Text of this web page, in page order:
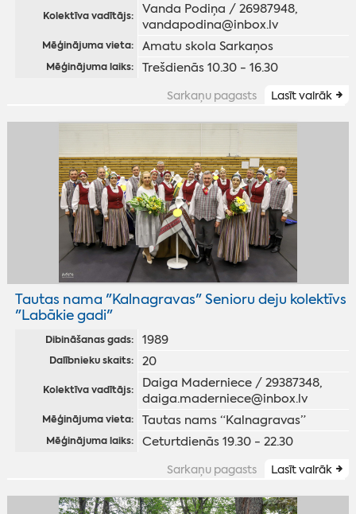
Kolektīva vadītājs:
Vanda Podiņa / 26987948,
vandapodina@inbox.lv
Mēģinājuma vieta: Amatu skola Sarkaņos
Mēģinājuma laiks: Trešdienās 10.30 - 16.30
Sarkaņu pagasts Lasīt vairāk
Tautas nama "Kalnagravas" Senioru deju kolektīvs
"Labākie gadi"
Dibināšanas gads: 1989
Dalībnieku skaits: 20
Kolektīva vadītājs:
Daiga Maderniece / 29387348,
daiga.maderniece@inbox.lv
Mēģinājuma vieta: Tautas nams “Kalnagravas”
Mēģinājuma laiks: Ceturtdienās 19.30 - 22.30
Sarkaņu pagasts Lasīt vairāk